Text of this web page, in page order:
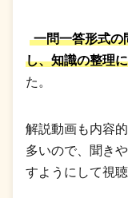
一問一答形式の
し、知識の整理
た。
解説動画も内容
多いので、聞き
すようにして視聴